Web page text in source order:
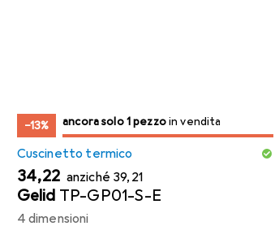
−13% solo 1 pezzoin vendita
ancora solo 1 pezzoin vendita
Cuscinetto termico
EUR
34,22 anziché EUR
39,21
Gelid TP-GP01-S-E
4 dimensioni